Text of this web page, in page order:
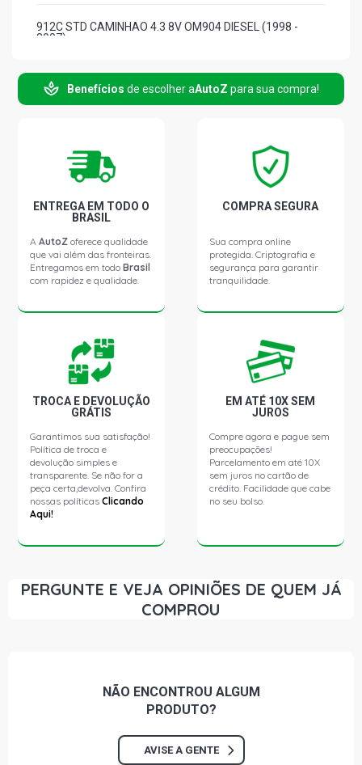
912C STD CAMINHAO 4.3 8V OM904 DIESEL (1998 -
2007)
914 STD CAMINHAO 4.0 8V OM364LA DIESEL (1995 -
2000)
914 C CAMINHAO 4.3 8V OM904 DIESEL (1995 - 2007)
1990)
LO610 STD ONIBUS 4.0 8V OM364 DIESEL (1972 - 2007)
LO712 STD ONIBUS 4.0 8V OM364LA DIESEL (1992 -
2007)
LO809 STD ONIBUS 4.0 8V OM364 DIESEL (1988 - 2006)
LO812 STD ONIBUS 4.0 8V OM364 DIESEL (1988 - 2007)
Benefícios de escolher aAutoZ para sua compra!
ENTREGA EM TODO O
BRASIL
AAutoZ oferece qualidade
que vai além das fronteiras.
Entregamos em todoBrasil
com rapidez e qualidade.
COMPRA SEGURA
Sua compra online
protegida. Criptografia e
segurança para garantir
tranquilidade.
TROCA E DEVOLUÇÃO
GRÁTIS
Garantimos sua satisfação!
Política de troca e
devolução simples e
transparente. Se não for a
peça certa,devolva. Confira
nossas políticasClicando
Aqui!
EM ATÉ 10X SEM
JUROS
Compre agora e pague sem
preocupações!
Parcelamento em até 10X
sem juros no cartão de
crédito. Facilidade que cabe
no seu bolso.
PERGUNTE E VEJA OPINIÕES DE QUEM JÁ
COMPROU
NÃO ENCONTROU ALGUM
PRODUTO?
AVISE A GENTE